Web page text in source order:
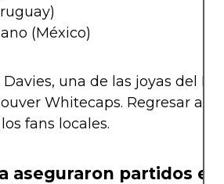
(México)
una de las joyas del
Whitecaps. Regresar a
fans locales.
aseguraron partidos en